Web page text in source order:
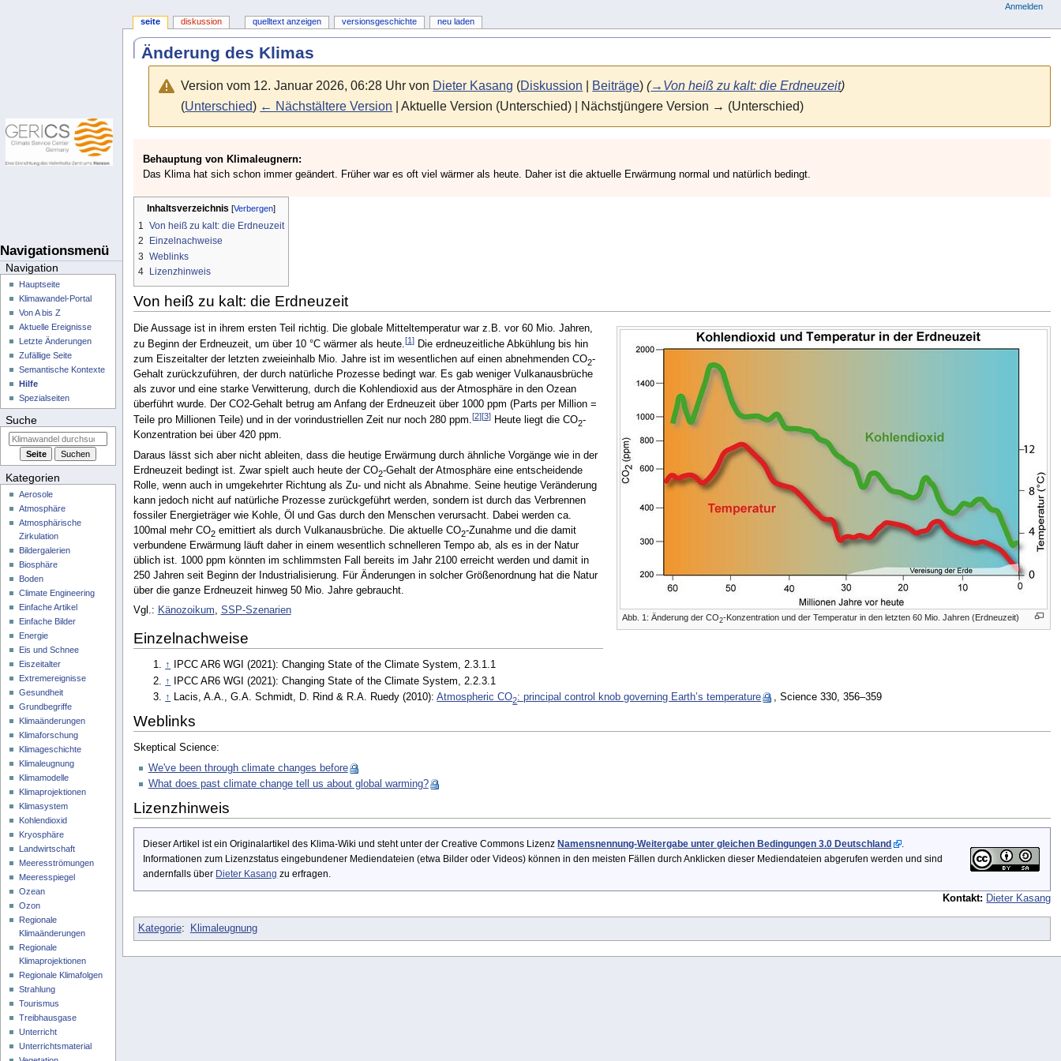
Änderung des Klimas
Version vom 12. Januar 2026, 06:28 Uhr von Dieter Kasang (Diskussion Beiträge) (→ Von heiß zu kalt: die Erdneuzeit)
(Unterschied) ← Nächstältere Version | Aktuelle Version (Unterschied) | Nächstjüngere Version → (Unterschied)
Behauptung von Klimaleugnern:
Das Klima hat sich schon immer geändert. Früher war es oft viel wärmer als heute. Daher ist die aktuelle Erwärmung normal und natürlich bedingt.
Inhaltsverzeichnis
1 Von heiß zu kalt: die Erdneuzeit
2
Einzelnachweise
3 Weblinks
4 Lizenzhinweis
Von heiß zu kalt: die Erdneuzeit
Abb. 1: Änderung der CO2-Konzentration und der Temperatur in den letzten 60 Mio. Jahren (Erdneuzeit)
Die Aussage ist in ihrem ersten Teil richtig. Die globale Mitteltemperatur war z.B. vor 60 Mio. Jahren,
zu Beginn der Erdneuzeit, um über 10 °C wärmer als heute.[1]Die erdneuzeitliche Abkühlung bis hin
zum Eiszeitalter der letzten zweieinhalb Mio. Jahre ist im wesentlichen auf einen abnehmenden CO2-
Gehalt zurückzuführen, der durch natürliche Prozesse bedingt war. Es gab weniger Vulkanausbrüche
als zuvor und eine starke Verwitterung, durch die Kohlendioxid aus der Atmosphäre in den Ozean
überführt wurde. Der CO2-Gehalt betrug am Anfang der Erdneuzeit über 1000 ppm (Parts per Million =
Teile pro Millionen Teile) und in der vorindustriellen Zeit nur noch 280 ppm.[2][3]Heute liegt die CO2-
Konzentration bei über 420 ppm.
Daraus lässt sich aber nicht ableiten, dass die heutige Erwärmung durch ähnliche Vorgänge wie in der
Erdneuzeit bedingt ist. Zwar spielt auch heute der CO2-Gehalt der Atmosphäre eine entscheidende
Rolle, wenn auch in umgekehrter Richtung als Zu- und nicht als Abnahme. Seine heutige Veränderung
kann jedoch nicht auf natürliche Prozesse zurückgeführt werden, sondern ist durch das Verbrennen
fossiler Energieträger wie Kohle, Öl und Gas durch den Menschen verursacht. Dabei werden ca.
100mal mehr CO2emittiert als durch Vulkanausbrüche. Die aktuelle CO2-Zunahme und die damit
verbundene Erwärmung läuft daher in einem wesentlich schnelleren Tempo ab, als es in der Natur
üblich ist. 1000 ppm könnten im schlimmsten Fall bereits im Jahr 2100 erreicht werden und damit in
250 Jahren seit Beginn der Industrialisierung. Für Änderungen in solcher Größenordnung hat die Natur
über die ganze Erdneuzeit hinweg 50 Mio. Jahre gebraucht.
Vgl.: Känozoikum, SSP-Szenarien
Einzelnachweise
↑
IPCC AR6 WGI (2021): Changing State of the Climate System, 2.3.1.1
↑
IPCC AR6 WGI (2021): Changing State of the Climate System, 2.2.3.1
↑ Lacis, A.A., G.A. Schmidt, D. Rind & R.A. Ruedy (2010):Atmospheric CO2: principal control knob governing Earth’s temperature , Science 330, 356–359
Weblinks
Skeptical Science:
We've been through climate changes before
What does past climate change tell us about global warming?
Lizenzhinweis
Dieser Artikel ist ein Originalartikel des Klima-Wiki und steht unter der Creative Commons Lizenz Namensnennung-Weitergabe unter gleichen Bedingungen 3.0 Deutschland
.
Informationen zum Lizenzstatus eingebundener Mediendateien (etwa Bilder oder Videos) können in den meisten Fällen durch Anklicken dieser Mediendateien abgerufen werden und sind
andernfalls über Dieter Kasang zu erfragen.
Kontakt: Dieter Kasang
Kategorie: Klimaleugnung
Navigationsmenü
seite diskussion quelltext anzeigen versionsgeschichte neu laden
Anmelden
Navigation
Hauptseite
Klimawandel-Portal
Von A bis Z
Aktuelle Ereignisse
Letzte Änderungen
Zufällige Seite
Semantische Kontexte
Hilfe
Spezialseiten
Suche
Kategorien
Aerosole
Atmosphäre
Atmosphärische
Zirkulation
Bildergalerien
Biosphäre
Boden
Climate Engineering
Einfache Artikel
Einfache Bilder
Energie
Eis und Schnee
Eiszeitalter
Extremereignisse
Gesundheit
Grundbegriffe
Klimaänderungen
Klimaforschung
Klimageschichte
Klimaleugnung
Klimamodelle
Klimaprojektionen
Klimasystem
Kohlendioxid
Kryosphäre
Landwirtschaft
Meeresströmungen
Meeresspiegel
Ozean
Ozon
Regionale
Klimaänderungen
Regionale
Klimaprojektionen
Regionale Klimafolgen
Strahlung
Tourismus
Treibhausgase
Unterricht
Unterrichtsmaterial